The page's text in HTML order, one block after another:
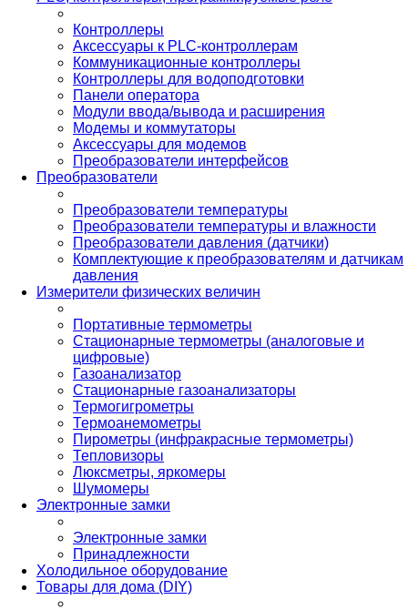
Контроллеры
Аксессуары к PLC-контроллерам
Коммуникационные контроллеры
Контроллеры для водоподготовки
Панели оператора
Модули ввода/вывода и расширения
Модемы и коммутаторы
Аксессуары для модемов
Преобразователи интерфейсов
Преобразователи
Преобразователи температуры
Преобразователи температуры и влажности
Преобразователи давления (датчики)
Комплектующие к преобразователям и датчикам
давления
Измерители физических величин
Портативные термометры
Стационарные термометры (аналоговые и
цифровые)
Газоанализатор
Стационарные газоанализаторы
Термогигрометры
Термоанемометры
Пирометры (инфракрасные термометры)
Тепловизоры
Люксметры, яркомеры
Шумомеры
Электронные замки
Электронные замки
Принадлежности
Холодильное оборудование
Товары для дома (DIY)